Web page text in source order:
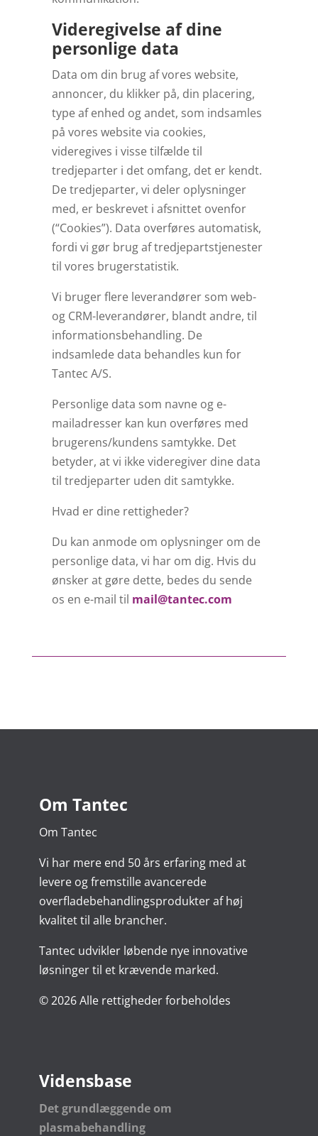
Videregivelse af dine
personlige data
Data om din brug af vores website,
annoncer, du klikker på, din placering,
type af enhed og andet, som indsamles
på vores website via cookies,
videregives i visse tilfælde til
tredjeparter i det omfang, det er kendt.
De tredjeparter, vi deler oplysninger
med, er beskrevet i afsnittet ovenfor
(“Cookies”). Data overføres automatisk,
fordi vi gør brug af tredjepartstjenester
til vores brugerstatistik.
Vi bruger flere leverandører som web-
og CRM-leverandører, blandt andre, til
informationsbehandling. De
indsamlede data behandles kun for
Tantec A/S.
Personlige data som navne og e-
mailadresser kan kun overføres med
brugerens/kundens samtykke. Det
betyder, at vi ikke videregiver dine data
til tredjeparter uden dit samtykke.
Hvad er dine rettigheder?
Du kan anmode om oplysninger om de
personlige data, vi har om dig. Hvis du
ønsker at gøre dette, bedes du sende
os en e-mail til mail@tantec.com
Om Tantec
Om Tantec
Vi har mere end 50 års erfaring med at
levere og fremstille avancerede
overfladebehandlingsprodukter af høj
kvalitet til alle brancher.
Tantec udvikler løbende nye innovative
løsninger til et krævende marked.
© 2026 Alle rettigheder forbeholdes
Vidensbase
Det grundlæggende om
plasmabehandling